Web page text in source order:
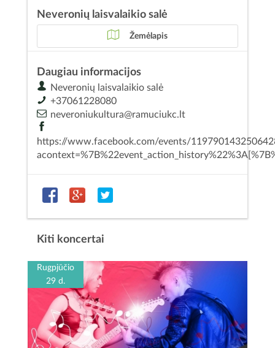
Neveronių laisvalaikio salė
Žemėlapis
Daugiau informacijos
Neveronių laisvalaikio salė
+37061228080
neveroniukultura@ramuciukc.lt
https://www.facebook.com/events/
Kiti koncertai
Rugpjūčio
29 d.